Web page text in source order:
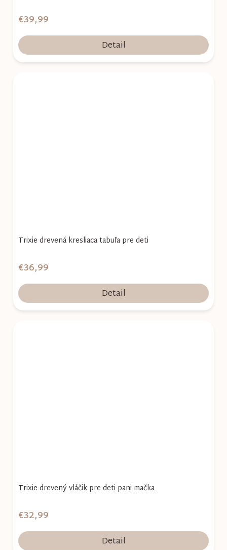
€39,99
Detail
Trixie drevená kresliaca tabuľa pre deti
€36,99
Detail
Trixie drevený vláčik pre deti pani mačka
€32,99
Detail